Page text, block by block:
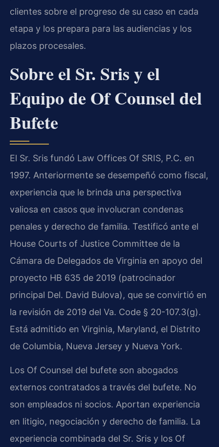
clientes sobre el progreso de su caso en cada
etapa y los prepara para las audiencias y los
plazos procesales.
Sobre el Sr. Sris y el
Equipo de Of Counsel del
Bufete
El Sr. Sris fundó Law Offices Of SRIS, P.C. en
1997. Anteriormente se desempeñó como fiscal,
experiencia que le brinda una perspectiva
valiosa en casos que involucran condenas
penales y derecho de familia. Testificó ante el
House Courts of Justice Committee de la
Cámara de Delegados de Virginia en apoyo del
proyecto HB 635 de 2019 (patrocinador
principal Del. David Bulova), que se convirtió en
la revisión de 2019 del Va. Code § 20-107.3(g).
Está admitido en Virginia, Maryland, el Distrito
de Columbia, Nueva Jersey y Nueva York.
Los Of Counsel del bufete son abogados
externos contratados a través del bufete. No
son empleados ni socios. Aportan experiencia
en litigio, negociación y derecho de familia. La
experiencia combinada del Sr. Sris y los Of